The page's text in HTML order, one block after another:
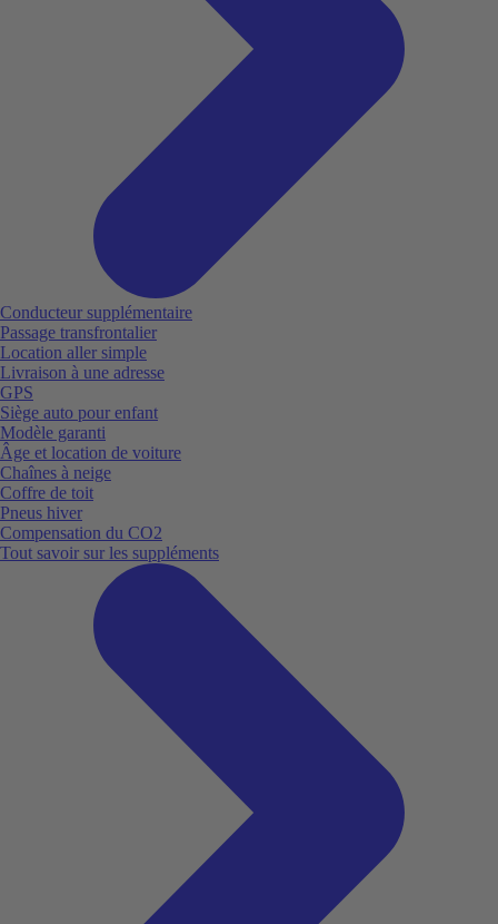
Conducteur supplémentaire
Passage transfrontalier
Location aller simple
Livraison à une adresse
GPS
Siège auto pour enfant
Modèle garanti
Âge et location de voiture
Chaînes à neige
Coffre de toit
Pneus hiver
Compensation du CO2
Tout savoir sur les suppléments